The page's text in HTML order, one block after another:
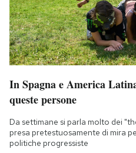
In Spagna e America
queste persone
Da settimane si parla molto dei
presa pretestuosamente di mira
politiche progressiste